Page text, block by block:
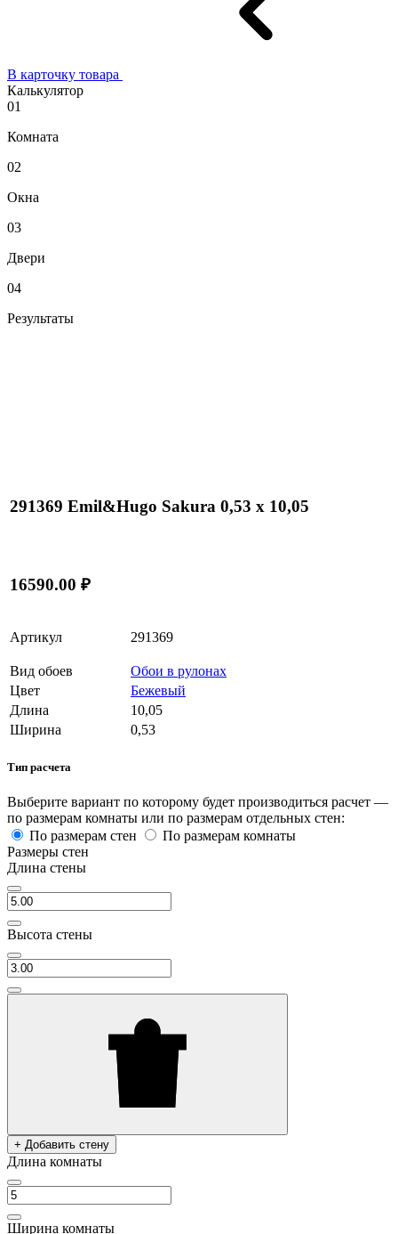
В карточку товара
Калькулятор
01
Комната
02
Окна
03
Двери
04
Результаты
291369 Emil&Hugo Sakura 0,53 x 10,05
16590.00 ₽
Артикул 291369
Вид обоев
Обои в рулонах
Цвет
Бежевый
Длина
10,05
Ширина
0,53
Тип расчета
Выберите вариант по которому будет производиться расчет —
по размерам комнаты или по размерам отдельных стен:
По размерам стен
По размерам комнаты
Размеры стен
Длина стены
Высота стены
+ Добавить стену
Длина комнаты
Ширина комнаты